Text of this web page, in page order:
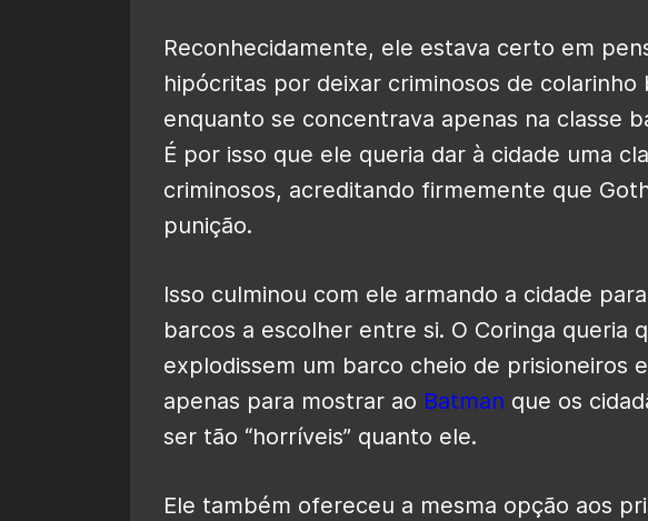
Reconhecidamente, ele estava certo em
hipócritas por deixar criminosos de
enquanto se concentrava apenas na classe
É por isso que ele queria dar à cidade uma
criminosos, acreditando firmemente que
punição.
Isso culminou com ele armando a cidade
barcos a escolher entre si. O Coringa queria
explodissem um barco cheio de prisioneiros
apenas para mostrar ao Batman que os
ser tão “horríveis” quanto ele.
Ele também ofereceu a mesma opção aos